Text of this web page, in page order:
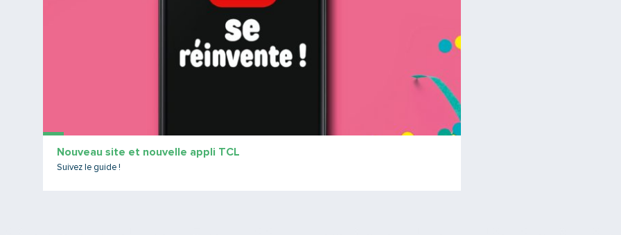
Nouveau site et nouvelle appli TCL
Suivez le guide !